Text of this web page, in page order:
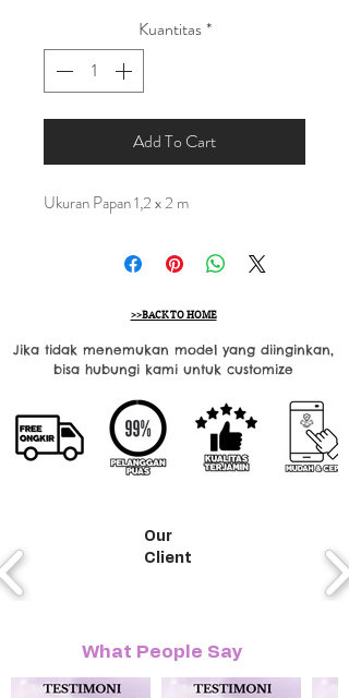
Kuantitas*
Add To Cart
Ukuran Papan 1,2 x 2 m
>>BACK TO HOME
Jika tidak menemukan model yang diinginkan,
bisa hubungi kami untuk customize
Our
Client
What People Say